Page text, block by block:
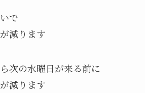
で
減ります
次の水曜日が来る前に
減ります